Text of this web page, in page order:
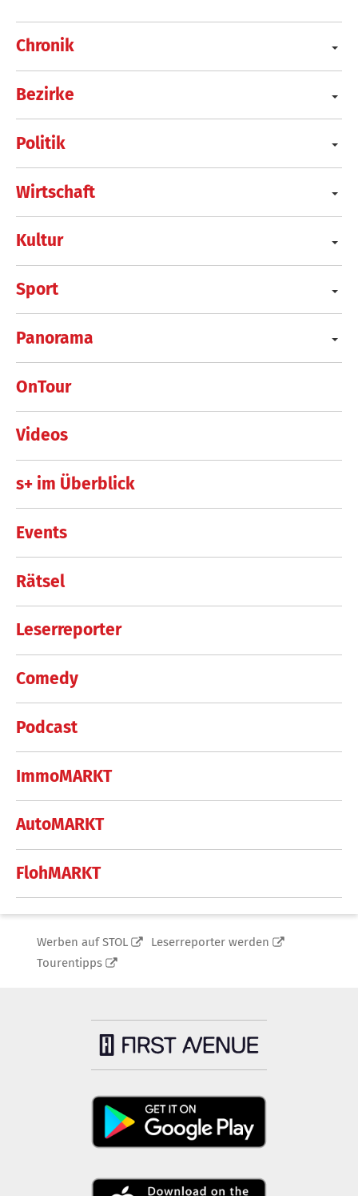
Chronik
Bezirke
Politik
Wirtschaft
Kultur
Sport
Panorama
OnTour
Videos
s+ im Überblick
Events
Rätsel
Leserreporter
Comedy
Podcast
ImmoMARKT
AutoMARKT
FlohMARKT
Werben auf STOL
Leserreporter werden
Tourentipps